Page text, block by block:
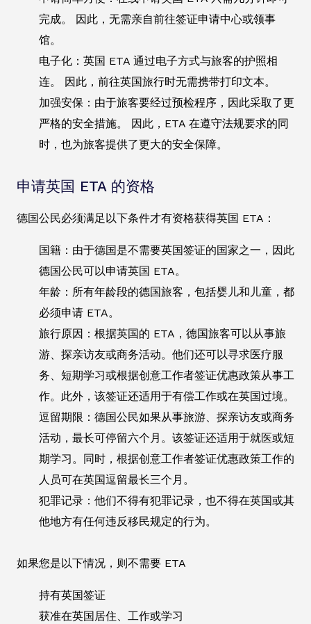
完成。 因此，无需亲自前往签证申请中心或领事
馆。
电子化：英国 ETA 通过电子方式与旅客的护照相
连。 因此，前往英国旅行时无需携带打印文本。
加强安保：由于旅客要经过预检程序，因此采取了更
严格的安全措施。 因此，ETA 在遵守法规要求的同
时，也为旅客提供了更大的安全保障。
申请英国 ETA 的资格
德国公民必须满足以下条件才有资格获得英国 ETA：
国籍：由于德国是不需要英国签证的国家之一，因此
德国公民可以申请英国 ETA。
年龄：所有年龄段的德国旅客，包括婴儿和儿童，都
必须申请 ETA。
旅行原因：根据英国的 ETA，德国旅客可以从事旅
游、探亲访友或商务活动。他们还可以寻求医疗服
务、短期学习或根据创意工作者签证优惠政策从事工
作。此外，该签证还适用于有偿工作或在英国过境。
逗留期限：德国公民如果从事旅游、探亲访友或商务
活动，最长可停留六个月。该签证还适用于就医或短
期学习。同时，根据创意工作者签证优惠政策工作的
人员可在英国逗留最长三个月。
犯罪记录：他们不得有犯罪记录，也不得在英国或其
他地方有任何违反移民规定的行为。
如果您是以下情况，则不需要 ETA
持有英国签证
获准在英国居住、工作或学习